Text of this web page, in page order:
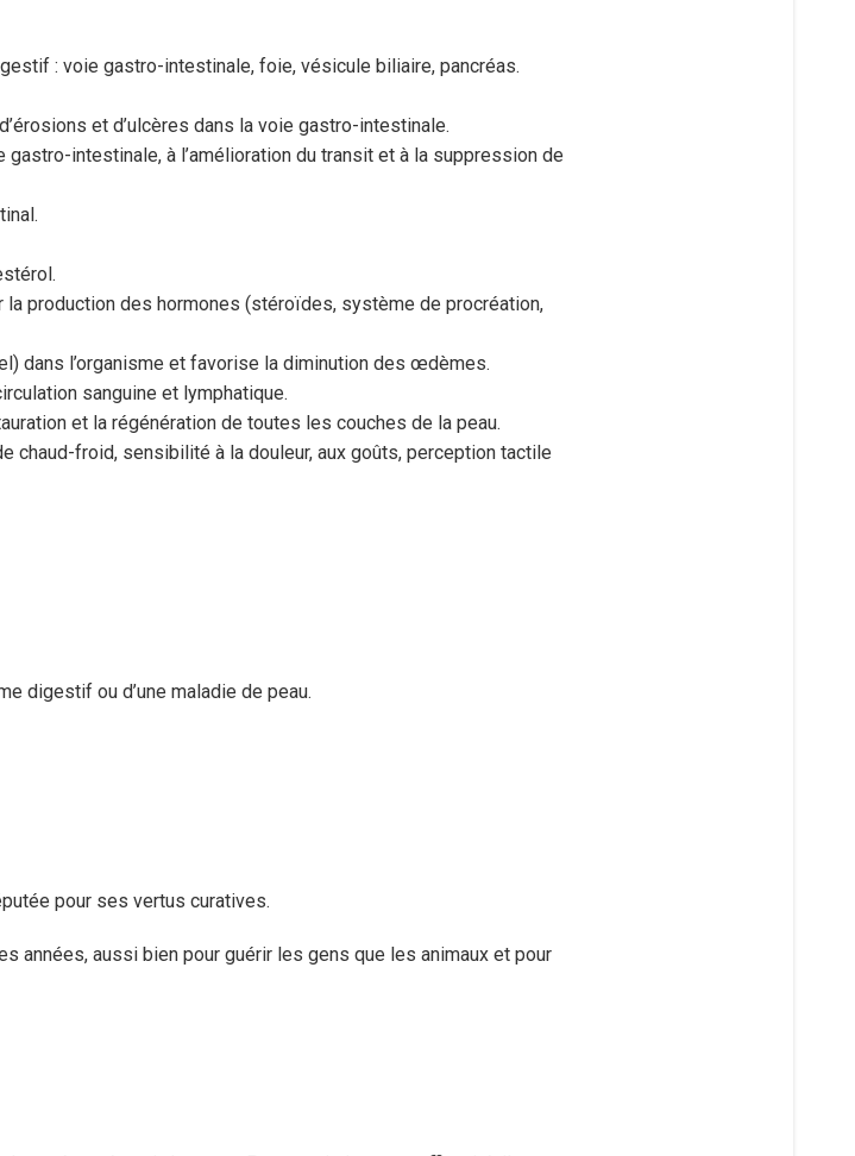
: voie gastro-intestinale, foie, vésicule biliaire, pancréas.
et d’ulcères dans la voie gastro-intestinale.
intestinale, à l’amélioration du transit et à la suppression de
production des hormones (stéroïdes, système de procréation,
dans l’organisme et favorise la diminution des œdèmes.
sanguine et lymphatique.
et la régénération de toutes les couches de la peau.
chaud-froid, sensibilité à la douleur, aux goûts, perception tactile
digestif ou d’une maladie de peau.
pour ses vertus curatives.
années, aussi bien pour guérir les gens que les animaux et pour